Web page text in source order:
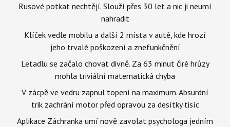
Rusové potkat nechtějí. Slouží přes 30 let a nic ji neumí
nahradit
Klíček vedle mobilu a další 2 místa v autě, kde hrozí
jeho trvalé poškození a znefunkčnění
Letadlu se začalo chovat divně. Za 63 minut čiré hrůzy
mohla triviální matematická chyba
V zácpě ve vedru zapnul topení na maximum. Absurdní
trik zachrání motor před opravou za desítky tisíc
Aplikace Záchranka umí nově zavolat psychologa jedním